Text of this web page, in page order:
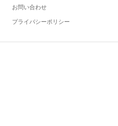
お問い合わせ
プライバシーポリシー